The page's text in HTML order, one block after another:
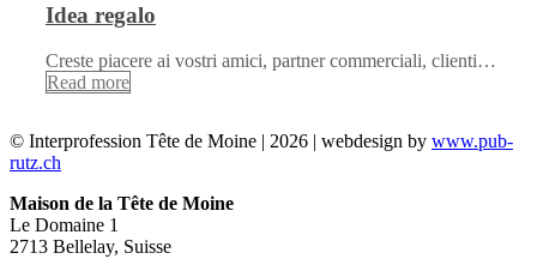
Idea regalo
Creste piacere ai vostri amici, partner commerciali, clienti…
Read more
© Interprofession Tête de Moine | 2026 | webdesign by www.pub-
rutz.ch
Maison de la Tête de Moine
Le Domaine 1
2713 Bellelay, Suisse